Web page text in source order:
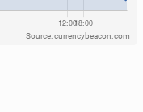
Source: currencybeacon.com